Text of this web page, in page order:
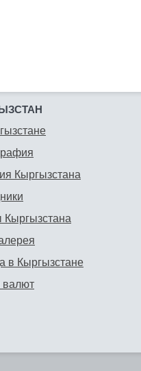
Кыргызстана
Кыргызстана
в Кыргызстане
валют